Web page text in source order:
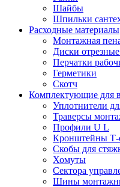
Шайбы
Шпильки
Расходные материалы
Монтажная
Диски
Перчатки
Герметики
Скотч
Комплектующие для
Уплотнители
Траверсы
Профили U L
Кронштейны Т-
Скобы для
Хомуты
Сектора
Шины